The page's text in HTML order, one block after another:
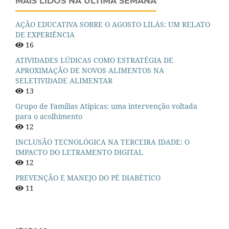
AÇÃO EDUCATIVA SOBRE O AGOSTO LILÁS: UM RELATO
DE EXPERIÊNCIA
16
ATIVIDADES LÚDICAS COMO ESTRATÉGIA DE
APROXIMAÇÃO DE NOVOS ALIMENTOS NA
SELETIVIDADE ALIMENTAR
13
Grupo de Famílias Atípicas: uma intervenção voltada
para o acolhimento
12
INCLUSÃO TECNOLÓGICA NA TERCEIRA IDADE: O
IMPACTO DO LETRAMENTO DIGITAL
12
PREVENÇÃO E MANEJO DO PÉ DIABÉTICO
11